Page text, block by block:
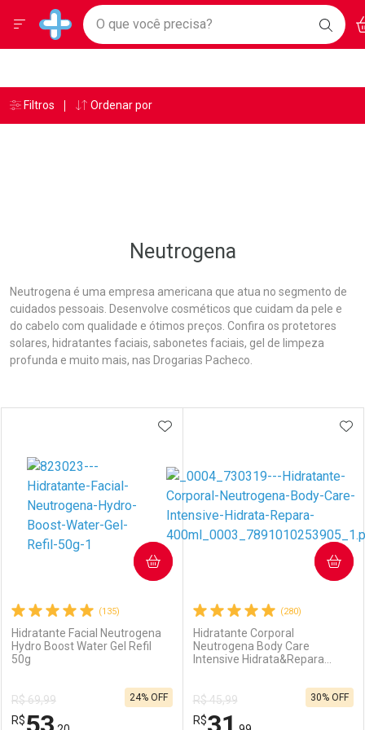
Drogarias Pacheco
Baixe nosso APP e aproveite Ofertas Exclusivas!
BAIXE
O APP
Ir direto para a home
pela página
Ir direto para o conteúdo
Ir direto para a busca
Ir direto para a ajuda
Ir direto para a notificações
Faça a sua busca
O que você precisa?
Menu
Breadcrumb
Drogarias Pacheco Neutrogena
Neutrogena
Neutrogena é uma empresa americana que atua no segmento de
cuidados pessoais. Desenvolve cosméticos que cuidam da pele e
do cabelo com qualidade e ótimos preços. Confira os protetores
solares, hidratantes faciais, sabonetes faciais, gel de limpeza
profunda e muito mais, nas Drogarias Pacheco.
(135)
Hidratante Facial Neutrogena
Hydro Boost Water Gel Refil
50g
R$ 69,99
R$
24% OFF
ADICIONAR AOS FAVORITOS
COMPRAR
(280)
Hidratante Corporal
Neutrogena Body Care
Intensive Hidrata&Repara
R$ 45,99
R$
30% OFF
COMPRAR
Âncoras
Filtros Ordenar por